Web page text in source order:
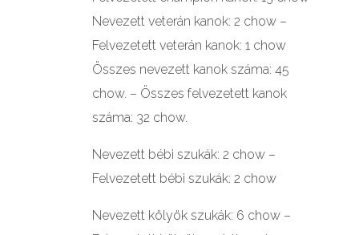
Nevezett veterán kanok: 2 chow –
Felvezetett veterán kanok: 1 chow
Összes nevezett kanok száma: 45
chow. – Összes felvezetett kanok
száma: 32 chow.
Nevezett bébi szukák: 2 chow –
Felvezetett bébi szukák: 2 chow
Nevezett kölyök szukák: 6 chow –